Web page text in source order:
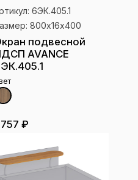
6ЭК.405.1
800х16х400
подвесной
AVANCE
757 ₽